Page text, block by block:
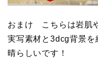
おまけ こちらは岩肌
実写素材と3dcg背景を
晴らしいです！